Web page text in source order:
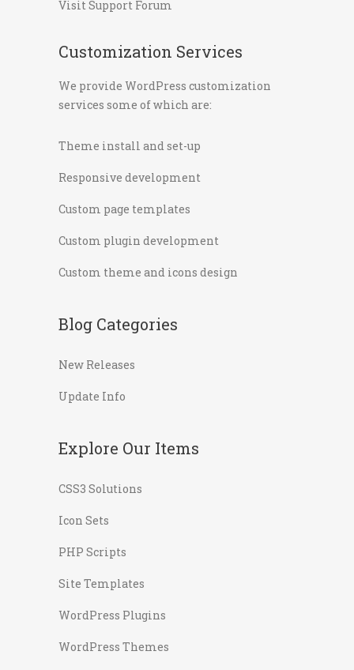
Visit Support Forum
Customization Services
We provide WordPress customization
services some of which are:
Theme install and set-up
Responsive development
Custom page templates
Custom plugin development
Custom theme and icons design
Blog Categories
New Releases
Update Info
Explore Our Items
CSS3 Solutions
Icon Sets
PHP Scripts
Site Templates
WordPress Plugins
WordPress Themes